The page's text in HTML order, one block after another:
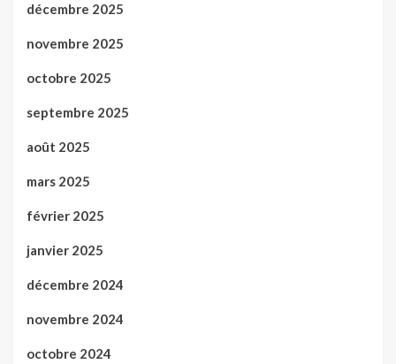
décembre 2025
novembre 2025
octobre 2025
septembre 2025
août 2025
mars 2025
février 2025
janvier 2025
décembre 2024
novembre 2024
octobre 2024